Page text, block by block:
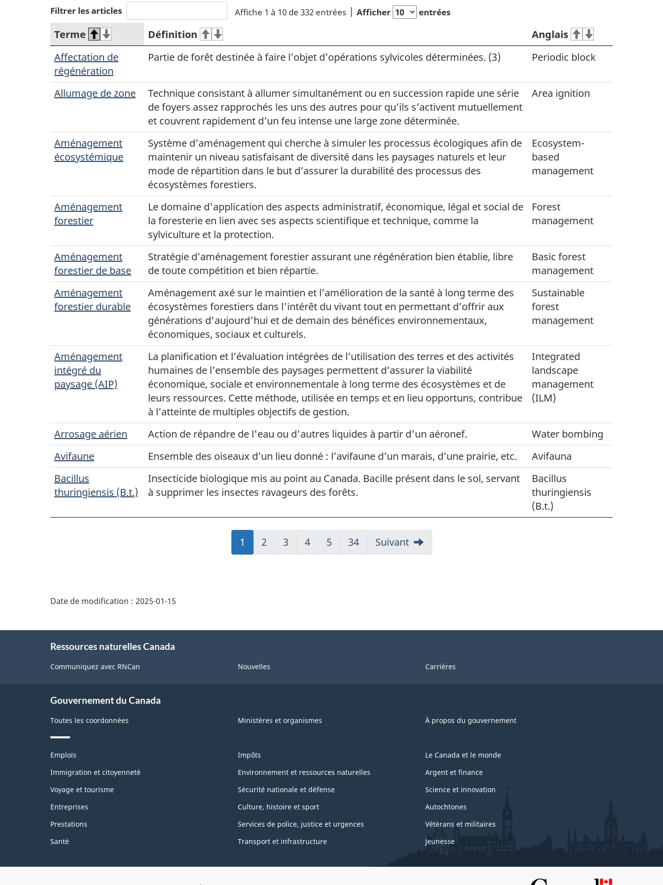
Filtrer les articles Affiche 1 à 10 de 332 entrées Afficher entrées
Terme Définition
Anglais
Affectation de
régénération
Partie de forêt destinée à faire l’objet d’opérations sylvicoles déterminées. (3) Periodic block
Allumage de zone
Technique consistant à allumer simultanément ou en succession rapide une série
de foyers assez rapprochés les uns des autres pour qu’ils s’activent mutuellement
et couvrent rapidement d’un feu intense une large zone déterminée.
Area ignition
Aménagement
écosystémique
Système d’aménagement qui cherche à simuler les processus écologiques afin de
maintenir un niveau satisfaisant de diversité dans les paysages naturels et leur
mode de répartition dans le but d’assurer la durabilité des processus des
écosystèmes forestiers.
Ecosystem-
based
management
Aménagement
forestier
Le domaine d'application des aspects administratif, économique, légal et social de
la foresterie en lien avec ses aspects scientifique et technique, comme la
sylviculture et la protection.
Forest
management
Aménagement
forestier de base
Stratégie d’aménagement forestier assurant une régénération bien établie, libre
de toute compétition et bien répartie.
Basic forest
management
Aménagement
forestier durable
Aménagement axé sur le maintien et l’amélioration de la santé à long terme des
écosystèmes forestiers dans l'intérêt du vivant tout en permettant d’offrir aux
générations d'aujourd'hui et de demain des bénéfices environnementaux,
économiques, sociaux et culturels.
Sustainable
forest
management
Aménagement
intégré du
paysage (AIP)
La planification et l’évaluation intégrées de l’utilisation des terres et des activités
humaines de l’ensemble des paysages permettent d’assurer la viabilité
économique, sociale et environnementale à long terme des écosystèmes et de
leurs ressources. Cette méthode, utilisée en temps et en lieu opportuns, contribue
à l’atteinte de multiples objectifs de gestion.
Integrated
landscape
management
(ILM)
Arrosage aérien Action de répandre de l'eau ou d'autres liquides à partir d'un aéronef.
Water bombing
Avifaune
Ensemble des oiseaux d’un lieu donné : l’avifaune d’un marais, d’une prairie, etc.
Avifauna
Bacillus
thuringiensis (B.t.)
Insecticide biologique mis au point au Canada. Bacille présent dans le sol, servant
à supprimer les insectes ravageurs des forêts.
Bacillus
thuringiensis
(B.t.)
Aller
à:
1
Aller
à:
2
Aller
à:
3
Aller
à:
4
Aller
à:
5
Aller
à:
34 Suivant
de
page"
Date de modification : 2025-01-15
Ressources naturelles Canada
Communiquez avec RNCan Nouvelles Carrières
Gouvernement du Canada
Toutes les coordonnées Ministères et organismes À propos du gouvernement
Thèmes
sujets
Emplois
Immigration et citoyenneté
Voyage et tourisme
Entreprises
Prestations
Santé
Impôts
Environnement et ressources naturelles
Sécurité nationale et défense
Culture, histoire et sport
Services de police, justice et urgences
Transport et infrastructure
Le Canada et le monde
Argent et finance
Science et innovation
Autochtones
Vétérans et militaires
Jeunesse